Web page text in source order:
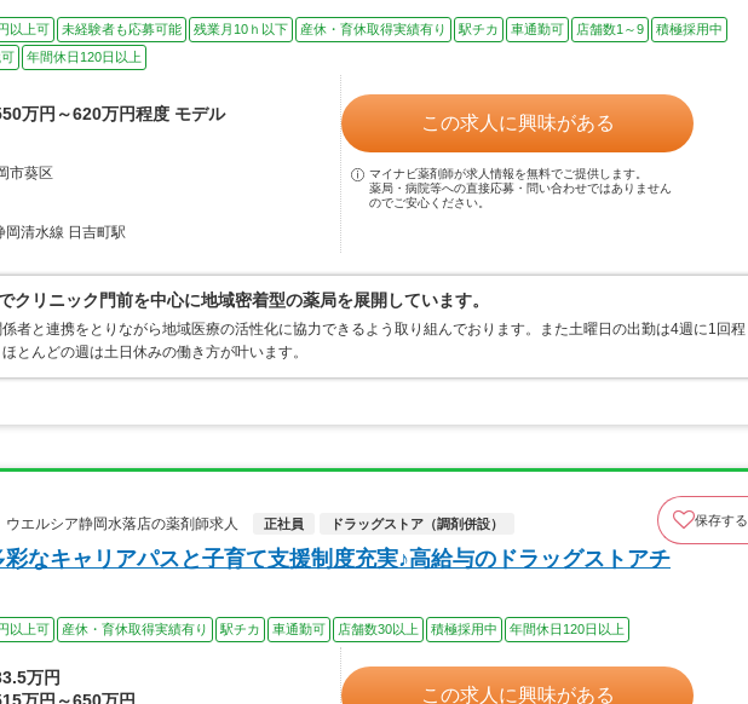
以上可 未経験者も応募可能 残業月10ｈ以下 産休・育休取得実績有り 駅チカ 車通勤可 店舗数1～9
積極採用中
年間休日120日以上
万円～620万円程度 モデル
市葵区
岡清水線 日吉町駅
この求人に興味がある
マイナビ薬剤師が求人情報を無料でご提供します。
薬局・病院等への直接応募・問い合わせではありません
のでご安心ください。
クリニック門前を中心に地域密着型の薬局を展開しています。
者と連携をとりながら地域医療の活性化に協力できるよう取り組んでおります。また土曜日の出勤は4週に1回程
とんどの週は土日休みの働き方が叶います。
エルシア静岡水落店の薬剤師求人
正社員 ドラッグストア（調剤併設） 保存する
彩なキャリアパスと子育て支援制度充実♪高給与のドラッグストアチ
以上可 産休・育休取得実績有り 駅チカ 車通勤可 店舗数30以上 積極採用中 年間休日120日以上
万円
この求人に興味がある